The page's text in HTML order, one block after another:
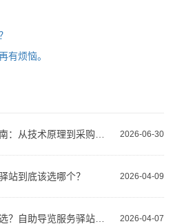
有烦恼。
2026-06-30
2026-04-09
站到底该选哪个？
2026-04-07